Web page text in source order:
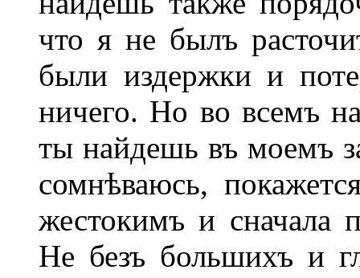
что я не былъ
были издержки и
ничего. Но во всемъ
ты найдешь въ моемъ
сомнѣваюсь,
жестокимъ и сначала
Не безъ большихъ и